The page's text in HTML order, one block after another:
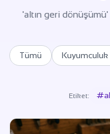
'altın geri dönüşümü'
Tümü Kuyumculuk
Etiket: